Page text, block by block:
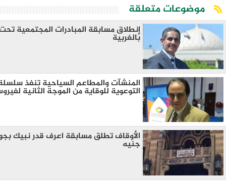
موضوعات متعلقة
إنطلاق مسابقة المبادرات المجتمعية
بالغربية
المنشآت والمطاعم السياحية تنفذ سلسلة
التوعوية للوقاية من الموجة الثانية
جنيه